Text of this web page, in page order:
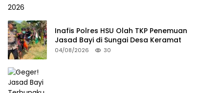
Inafis Polres HSU Olah TKP Penemuan
Jasad Bayi di Sungai Desa Keramat
04/08/2026 30